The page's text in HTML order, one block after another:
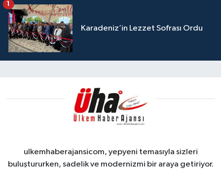
Karadeniz’in Lezzet Sofrası Ordu
1
ulkemhaberajansicom, yepyeni temasıyla sizleri
buluştururken, sadelik ve modernizmi bir araya getiriyor.